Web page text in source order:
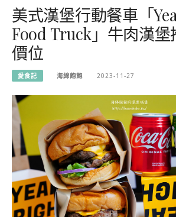
美式漢堡行動餐車「
Food Truck」牛肉漢堡
價位
愛食記 海綿飽飽 2023-11-27